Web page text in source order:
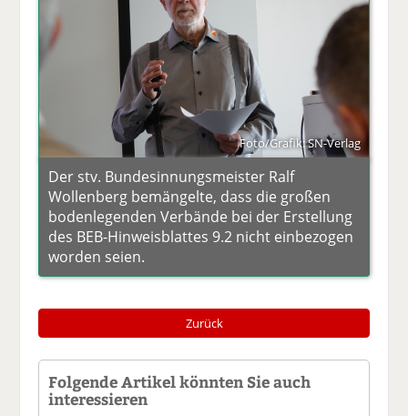
Foto/Grafik: SN-Verlag
Der stv. Bundesinnungsmeister Ralf
Wollenberg bemängelte, dass die großen
bodenlegenden Verbände bei der Erstellung
des BEB-Hinweisblattes 9.2 nicht einbezogen
worden seien.
Zurück
Folgende Artikel könnten Sie auch
interessieren